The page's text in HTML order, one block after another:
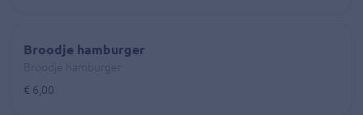
Broodje hamburger
€ 6,00